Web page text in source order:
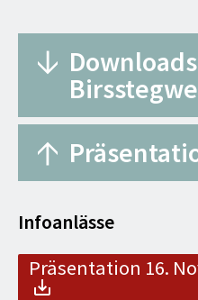
Rechtskräftige
Infoanlässe
Präsentation 16.